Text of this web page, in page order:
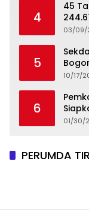
4
45
03/09/
5
10/17/
6
01/30/
PERUMDA